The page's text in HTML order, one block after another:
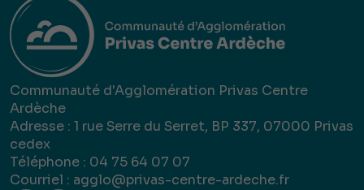
Communauté d'Agglomération Privas Centre
Ardèche
Adresse : 1 rue Serre du Serret, BP 337, 07000 Privas
cedex
Téléphone : 04 75 64 07 07
Courriel : agglo@privas-centre-ardeche.fr